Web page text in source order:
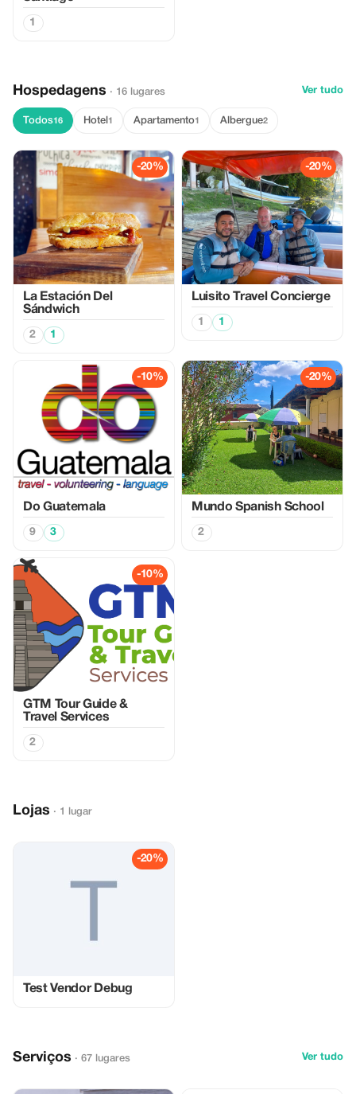
1
Hospedagens · 16 lugares Ver tudo
Todos16 Hotel 1 Apartamento1 Albergue2
-20%
La Estación Del
Sándwich
2 1
-20%
Luisito Travel Concierge
1 1
-10%
Do Guatemala
9 3
-20%
Mundo Spanish School
2
-10%
GTM Tour Guide &
Travel Services
2
Lojas · 1 lugar
-20%
Test Vendor Debug
Serviços · 67 lugares Ver tudo